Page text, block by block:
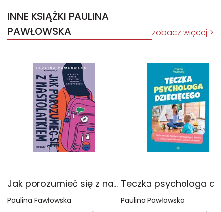
INNE KSIĄŻKI PAULINA
PAWŁOWSKA
zobacz więcej
Jak porozumieć się z nastolatkiem. 10 rzeczy, które powinien wiedzieć każdy rodzic
Paulina Pawłowska Paulina Pawłowska